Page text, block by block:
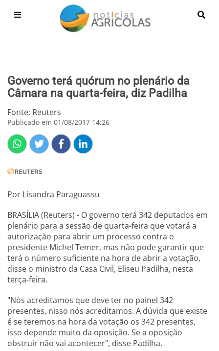
Governo terá quórum no plenário da
Câmara na quarta-feira, diz Padilha
Fonte: Reuters
Publicado em 01/08/2017 14:26
Por Lisandra Paraguassu
BRASÍLIA (Reuters) - O governo terá 342 deputados em
plenário para a sessão de quarta-feira que votará a
autorização para abrir um processo contra o
presidente Michel Temer, mas não pode garantir que
terá o número suficiente na hora de abrir a votação,
disse o ministro da Casa Civil, Eliseu Padilha, nesta
terça-feira.
"Nós acreditamos que deve ter no painel 342
presentes, nisso nós acreditamos. A dúvida que existe
é se teremos na hora da votação os 342 presentes,
isso depende muito da oposição. Se a oposição
obstruir não vai acontecer", disse Padilha.